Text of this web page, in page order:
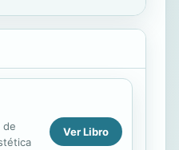
de
Ver Libro